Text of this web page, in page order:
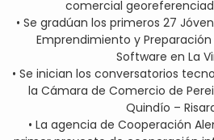
comercial
• Se gradúan los primeros 27
Emprendimiento y
Software en La
• Se inician los conversatorios
la Cámara de Comercio de
Quindío –
• La agencia de Cooperación